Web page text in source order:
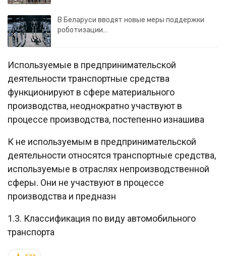
В Беларуси вводят новые меры поддержки
роботизации…
Используемые в предпринимательской
деятельности транспортные средства
функционируют в сфере материального
производства, неоднократно участвуют в
процессе производства, постепенно изнашива
К не используемым в предпринимательской
деятельности относятся транспортные средства,
используемые в отраслях непроизводственной
сферы. Они не участвуют в процессе
производства и предназн
1.3. Классификация по виду автомобильного
транспорта